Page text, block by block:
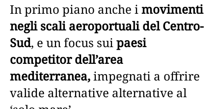
In primo piano anche imovimenti
negli scali aeroportuali del Centro-
Sud, e un focus suipaesi
competitor dell’area
mediterranea,impegnati a offrire
valide alternative alternative al